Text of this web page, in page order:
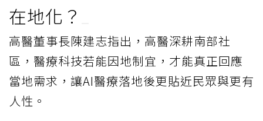
在地化？
高醫董事長陳建志指出，高醫深耕南部社
區，醫療科技若能因地制宜，才能真正回應
當地需求，讓AI醫療落地後更貼近民眾與更有
人性。